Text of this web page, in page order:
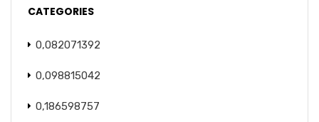
CATEGORIES
0,082071392
0,098815042
0,186598757